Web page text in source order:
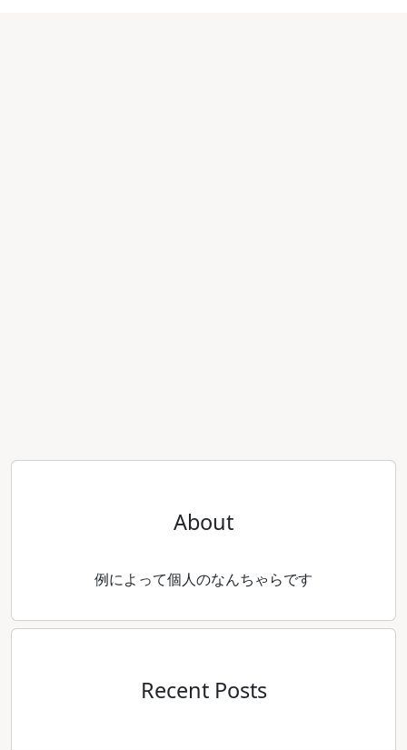
About
例によって個人のなんちゃらです
Recent Posts